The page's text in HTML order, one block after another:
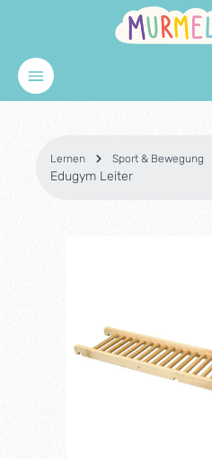
Zum Hauptinhalt springen
Lernen Sport & Bewegung
Edugym Leiter